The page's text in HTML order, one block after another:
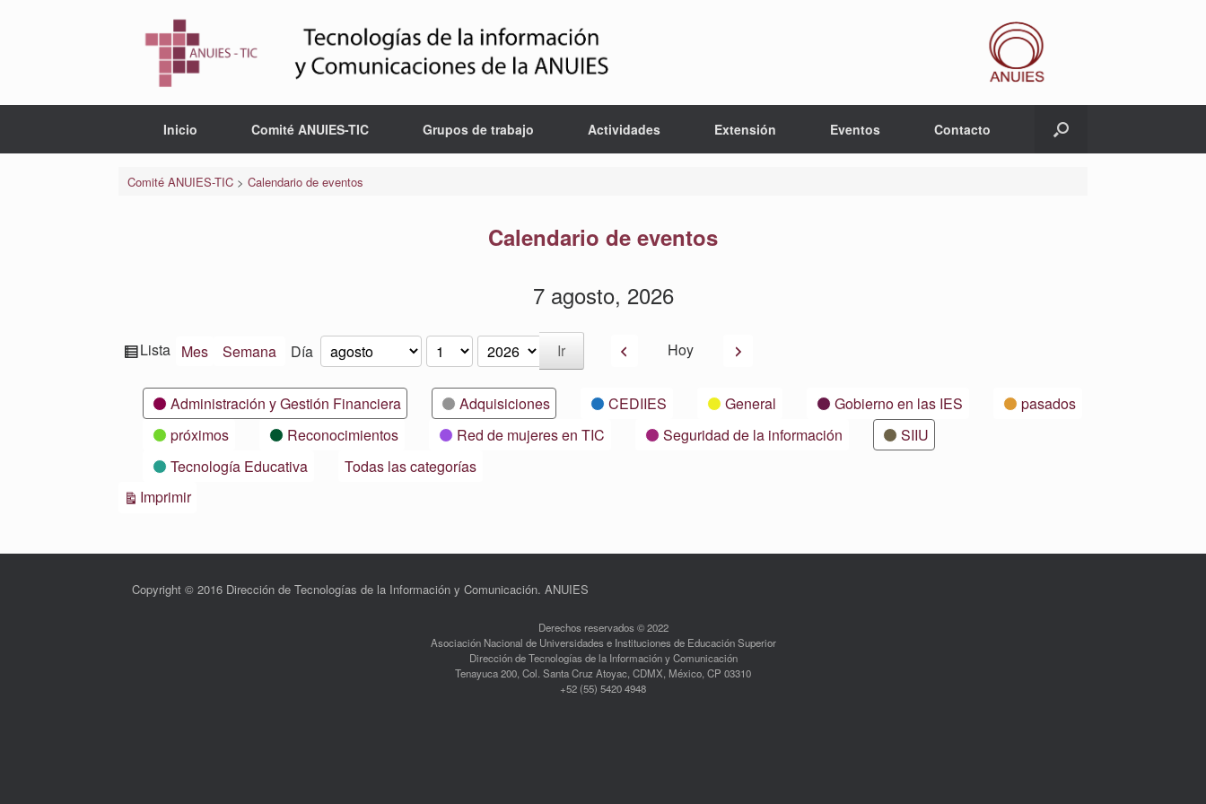
Inicio Comité ANUIES-TIC Grupos de trabajo Actividades Extensión Eventos Contacto
Comité ANUIES-TIC> Calendario de eventos
Calendario de eventos
7 agosto, 2026
Ver
Lista Mes Semana Día Mes
Día
Año AnteriorHoy Siguiente
CategoríasAdministración y Gestión Financiera Adquisiciones CEDIIES General Gobierno en las IES
pasados
próximos
Reconocimientos Red de mujeres en TIC Seguridad de la información
SIIU
Tecnología Educativa
Todas las categorías
ImprimirVistas
Copyright © 2016 Dirección de Tecnologías de la Información y Comunicación. ANUIES
Derechos reservados © 2022
Asociación Nacional de Universidades e Instituciones de Educación Superior
Dirección de Tecnologías de la Información y Comunicación
Tenayuca 200, Col. Santa Cruz Atoyac, CDMX, México, CP 03310
+52 (55) 5420 4948